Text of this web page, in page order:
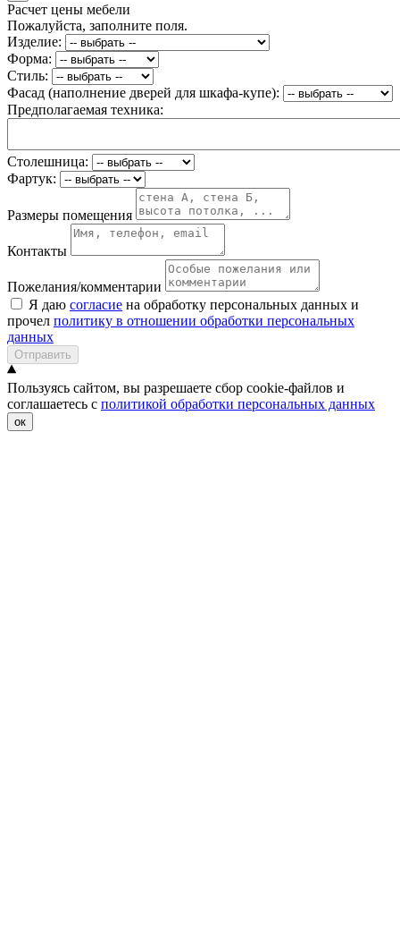
Расчет цены мебели
Пожалуйста, заполните поля.
Изделие:
Форма:
Стиль:
Фасад (наполнение дверей для шкафа-купе):
Предполагаемая техника:
Столешница:
Фартук:
Размеры помещения
Контакты
Пожелания/комментарии
Я даю согласие на обработку персональных данных и
прочел политику в отношении обработки персональных
данных
Отправить
Пользуясь сайтом, вы разрешаете сбор cookie-файлов и
соглашаетесь с политикой обработки персональных данных
ок